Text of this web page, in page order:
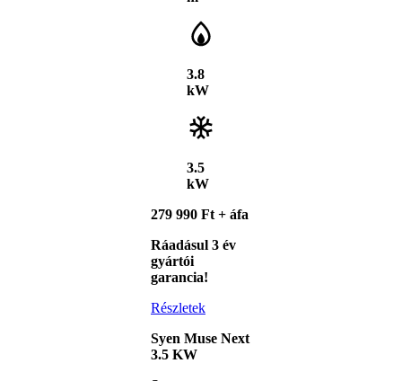
3.8
kW
3.5
kW
279 990 Ft + áfa
Ráadásul 3 év
gyártói
garancia!
Részletek
Syen Muse Next
3.5 KW